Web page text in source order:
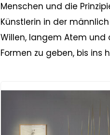
Menschen und die
Künstlerin in der
Willen, langem Atem
Formen zu geben, bis ins